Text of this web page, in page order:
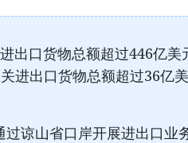
出口货物总额超过446亿美
进出口货物总额超过36亿
谅山省口岸开展进出口业